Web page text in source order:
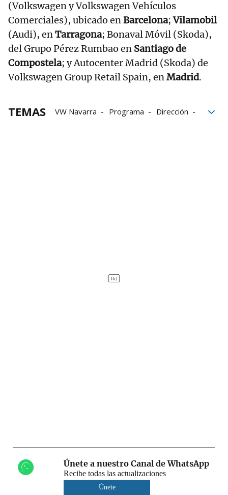
(Volkswagen y Volkswagen Vehículos
Comerciales), ubicado enBarcelona;Vilamobil
(Audi), enTarragona; Bonaval Móvil (Skoda),
del Grupo Pérez Rumbao en Santiago de
Compostela; y Autocenter Madrid (Skoda) de
Volkswagen Group Retail Spain, enMadrid.
TEMAS VW Navarra Programa
Dirección
Únete a nuestro Canal de WhatsApp
Recibe todas las actualizaciones
Únete